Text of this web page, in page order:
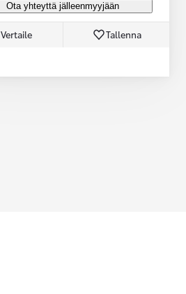
Ota yhteyttä jälleenmyyjään
Vertaile Tallenna